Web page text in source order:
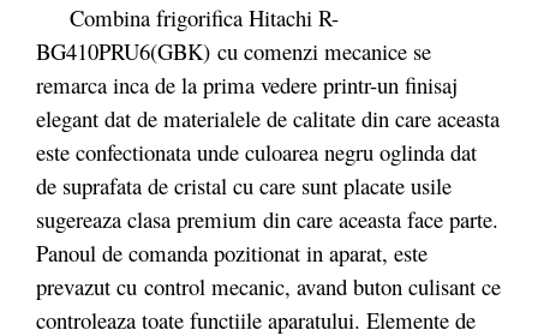
Combina frigorifica Hitachi R-
BG410PRU6(GBK) cu comenzi mecanice se
remarca inca de la prima vedere printr-un finisaj
elegant dat de materialele de calitate din care aceasta
este confectionata unde culoarea negru oglinda dat
de suprafata de cristal cu care sunt placate usile
sugereaza clasa premium din care aceasta face parte.
Panoul de comanda pozitionat in aparat, este
prevazut cu control mecanic, avand buton culisant ce
controleaza toate functiile aparatului. Elemente de